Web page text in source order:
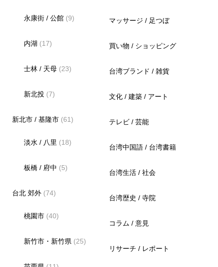
永康街 / 公館 (9)
内湖 (17)
士林 / 天母 (23)
新北投 (7)
新北市 / 基隆市(61)
淡水 / 八里 (18)
板橋 / 府中 (5)
台北 郊外(74)
桃園市 (40)
新竹市・新竹県 (25)
マッサージ / 足つぼ
買い物 / ショッピング
台湾ブランド / 雑貨
文化 / 建築 / アート
テレビ / 芸能
台湾中国語 / 台湾書籍
台湾生活 / 社会
台湾歴史 / 寺院
コラム / 意見
リサーチ / レポート